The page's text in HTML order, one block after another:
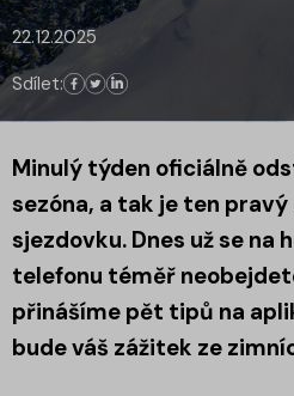
22.12.2025
Sdílet:
Minulý týden oficiálně
sezóna, a tak je ten
sjezdovku. Dnes už se na
telefonu téměř
přinášíme pět tipů na
bude váš zážitek ze